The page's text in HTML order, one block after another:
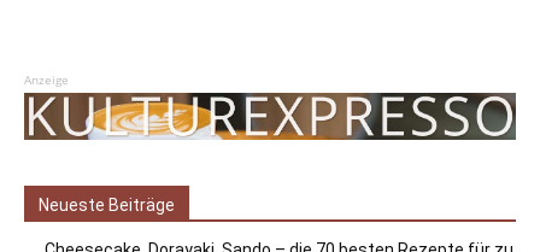
Anzeige
Neueste Beiträge